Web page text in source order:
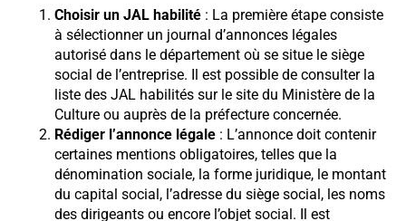
Choisir un JAL habilité : La première étape consiste
à sélectionner un journal d’annonces légales
autorisé dans le département où se situe le siège
social de l’entreprise. Il est possible de consulter la
liste des JAL habilités sur le site du Ministère de la
Culture ou auprès de la préfecture concernée.
Rédiger l’annonce légale : L’annonce doit contenir
certaines mentions obligatoires, telles que la
dénomination sociale, la forme juridique, le montant
du capital social, l’adresse du siège social, les noms
des dirigeants ou encore l’objet social. Il est